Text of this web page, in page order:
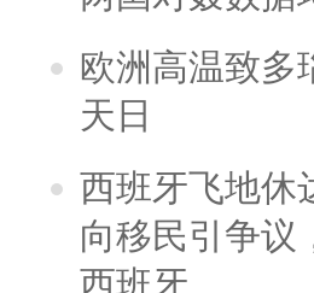
欧洲高温致多
天日
西班牙飞地休
向移民引争议
西班牙